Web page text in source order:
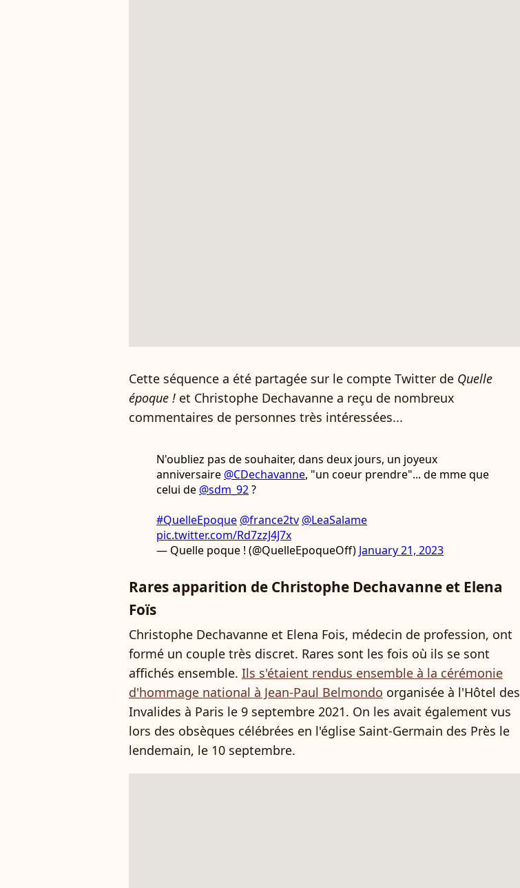
Cette séquence a été partagée sur le compte Twitter de Quelle
époque ! et Christophe Dechavanne a reçu de nombreux
commentaires de personnes très intéressées...
N'oubliez pas de souhaiter, dans deux jours, un joyeux
anniversaire @CDechavanne, "un coeur prendre"... de mme que
celui de @sdm_92?
#QuelleEpoque @france2tv @LeaSalame
pic.twitter.com/Rd7zzJ4J7x
— Quelle poque ! (@QuelleEpoqueOff) January 21, 2023
Rares apparition de Christophe Dechavanne et Elena
Foïs
Christophe Dechavanne et Elena Fois, médecin de profession, ont
formé un couple très discret. Rares sont les fois où ils se sont
affichés ensemble. Ils s'étaient rendus ensemble à la cérémonie
d'hommage national à Jean-Paul Belmondo organisée à l'Hôtel des
Invalides à Paris le 9 septembre 2021. On les avait également vus
lors des obsèques célébrées en l'église Saint-Germain des Près le
lendemain, le 10 septembre.